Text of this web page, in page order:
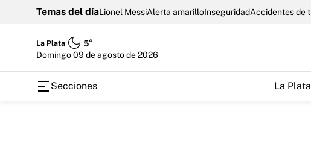
Temas del díaLionel MessiAlerta amarilloInseguridadAccidentes de
La Plata
5°
domingo 09 de agosto de 2026
Secciones La Plata